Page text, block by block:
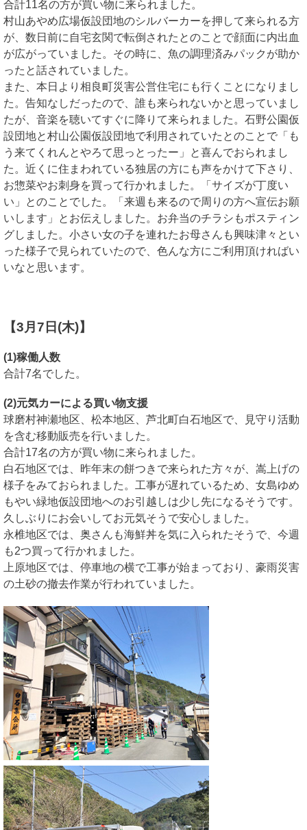
合計11名の方が買い物に来られました。
村山あやめ広場仮設団地のシルバーカーを押して来られる方
が、数日前に自宅玄関で転倒されたとのことで顔面に内出血
が広がっていました。その時に、魚の調理済みパックが助か
ったと話されていました。
また、本日より相良町災害公営住宅にも行くことになりまし
た。告知なしだったので、誰も来られないかと思っていまし
たが、音楽を聴いてすぐに降りて来られました。石野公園仮
設団地と村山公園仮設団地で利用されていたとのことで「も
う来てくれんとやろて思っとったー」と喜んでおられまし
た。近くに住まわれている独居の方にも声をかけて下さり、
お惣菜やお刺身を買って行かれました。「サイズが丁度い
い」とのことでした。「来週も来るので周りの方へ宣伝お願
いします」とお伝えしました。お弁当のチラシもポスティン
グしました。小さい女の子を連れたお母さんも興味津々とい
った様子で見られていたので、色んな方にご利用頂ければい
いなと思います。
【3月7日(木)】
(1)稼働人数
合計7名でした。
(2)元気カーによる買い物支援
球磨村神瀬地区、松本地区、芦北町白石地区で、見守り活動
を含む移動販売を行いました。
合計17名の方が買い物に来られました。
白石地区では、昨年末の餅つきで来られた方々が、嵩上げの
様子をみておられました。工事が遅れているため、女島ゆめ
もやい緑地仮設団地へのお引越しは少し先になるそうです。
久しぶりにお会いしてお元気そうで安心しました。
永椎地区では、奥さんも海鮮丼を気に入られたそうで、今週
も2つ買って行かれました。
上原地区では、停車地の横で工事が始まっており、豪雨災害
の土砂の撤去作業が行われていました。